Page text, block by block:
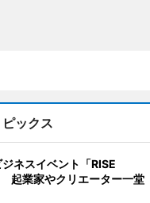
ックス
ジネスイベント「RISE
起業家やクリエーター一堂